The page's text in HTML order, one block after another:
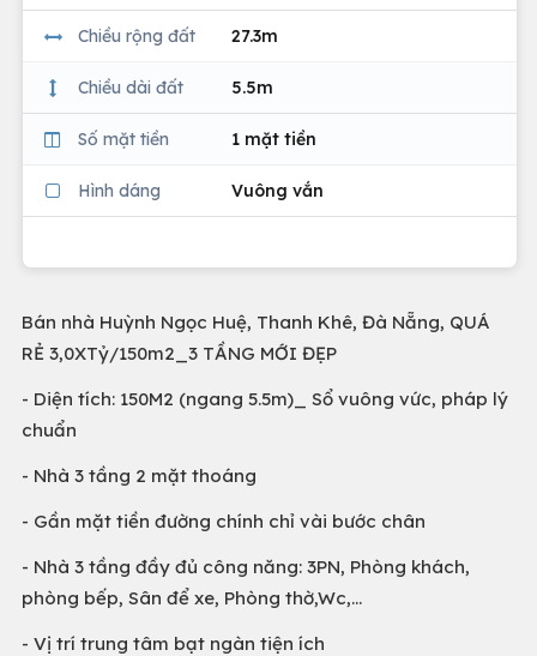
Chiều rộng đất 27.3m
Chiều dài đất 5.5m
Số mặt tiền 1 mặt tiền
Hình dáng Vuông vắn
Bán nhà Huỳnh Ngọc Huệ, Thanh Khê, Đà Nẵng, QUÁ
RẺ 3,0XTỷ/150m2_3 TẦNG MỚI ĐẸP
- Diện tích: 150M2 (ngang 5.5m)_ Sổ vuông vức, pháp lý
chuẩn
- Nhà 3 tầng 2 mặt thoáng
- Gần mặt tiền đường chính chỉ vài bước chân
- Nhà 3 tầng đầy đủ công năng: 3PN, Phòng khách,
phòng bếp, Sân để xe, Phòng thờ,Wc,…
- Vị trí trung tâm bạt ngàn tiện ích